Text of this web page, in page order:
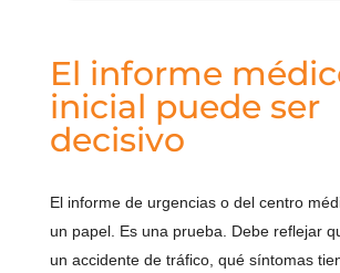
El informe
inicial puede ser
decisivo
El informe de urgencias o del centro
un papel. Es una prueba. Debe reflejar
un accidente de tráfico, qué síntomas